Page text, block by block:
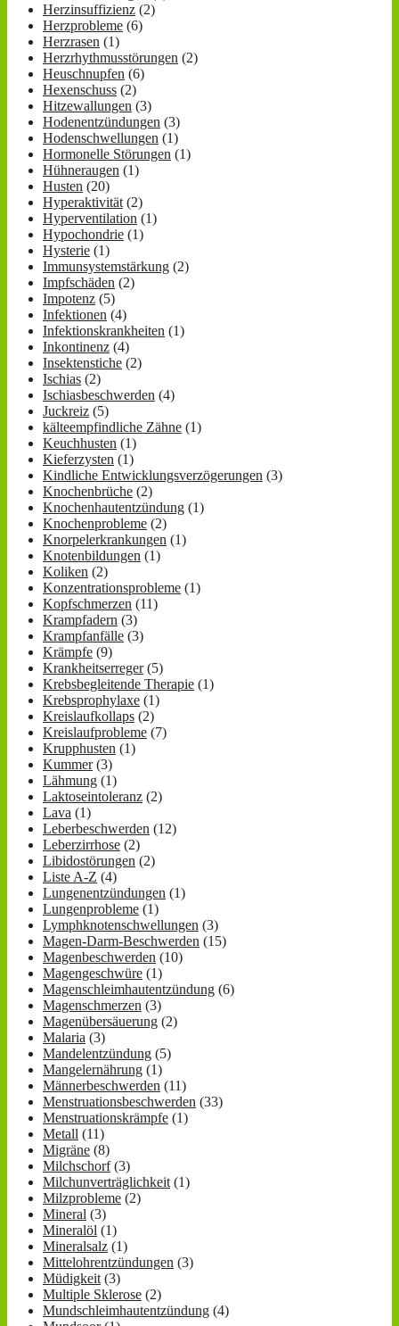
Herzinsuffizienz (2)
Herzprobleme (6)
Herzrasen (1)
Herzrhythmusstörungen (2)
Heuschnupfen (6)
Hexenschuss (2)
Hitzewallungen (3)
Hodenentzündungen (3)
Hodenschwellungen (1)
Hormonelle Störungen (1)
Hühneraugen (1)
Husten (20)
Hyperaktivität (2)
Hyperventilation (1)
Hypochondrie (1)
Hysterie (1)
Immunsystemstärkung (2)
Impfschäden (2)
Impotenz (5)
Infektionen (4)
Infektionskrankheiten (1)
Inkontinenz (4)
Insektenstiche (2)
Ischias (2)
Ischiasbeschwerden (4)
Juckreiz (5)
kälteempfindliche Zähne (1)
Keuchhusten (1)
Kieferzysten (1)
Kindliche Entwicklungsverzögerungen (3)
Knochenbrüche (2)
Knochenhautentzündung (1)
Knochenprobleme (2)
Knorpelerkrankungen (1)
Knotenbildungen (1)
Koliken (2)
Konzentrationsprobleme (1)
Kopfschmerzen (11)
Krampfadern (3)
Krampfanfälle (3)
Krämpfe (9)
Krankheitserreger(5)
Krebsbegleitende Therapie (1)
Krebsprophylaxe (1)
Kreislaufkollaps (2)
Kreislaufprobleme (7)
Krupphusten (1)
Kummer(3)
Lähmung (1)
Laktoseintoleranz (2)
Lava (1)
Leberbeschwerden (12)
Leberzirrhose (2)
Libidostörungen (2)
Liste A-Z (4)
Lungenentzündungen (1)
Lungenprobleme (1)
Lymphknotenschwellungen (3)
Magen-Darm-Beschwerden (15)
Magenbeschwerden (10)
Magengeschwüre (1)
Magenschleimhautentzündung (6)
Magenschmerzen (3)
Magenübersäuerung (2)
Malaria (3)
Mandelentzündung (5)
Mangelernährung (1)
Männerbeschwerden (11)
Menstruationsbeschwerden (33)
Menstruationskrämpfe (1)
Metall (11)
Migräne (8)
Milchschorf(3)
Milchunverträglichkeit (1)
Milzprobleme (2)
Mineral (3)
Mineralöl (1)
Mineralsalz (1)
Mittelohrentzündungen (3)
Müdigkeit (3)
Multiple Sklerose (2)
Mundschleimhautentzündung (4)